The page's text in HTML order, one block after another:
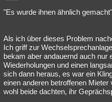
Spiritualität Verschwörungen
weitere Rubriken
Philosophie Träume Orte
Astronomie Helpdesk
"Es wurde ihnen ähnlich gemacht"
Als ich über dieses Problem
Ich griff zur
bekam aber andauernd auch nur
Wiederholungen und einen
sich dann heraus, es war ein
einen anderen betroffenen
wohl beide dachten, ihr